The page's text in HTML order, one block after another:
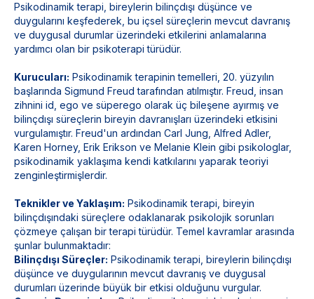
Psikodinamik terapi, bireylerin bilinçdışı düşünce ve
duygularını keşfederek, bu içsel süreçlerin mevcut davranış
ve duygusal durumlar üzerindeki etkilerini anlamalarına
yardımcı olan bir psikoterapi türüdür.
Kurucuları: Psikodinamik terapinin temelleri, 20. yüzyılın
başlarında Sigmund Freud tarafından atılmıştır. Freud, insan
zihnini id, ego ve süperego olarak üç bileşene ayırmış ve
bilinçdışı süreçlerin bireyin davranışları üzerindeki etkisini
vurgulamıştır. Freud'un ardından Carl Jung, Alfred Adler,
Karen Horney, Erik Erikson ve Melanie Klein gibi psikologlar,
psikodinamik yaklaşıma kendi katkılarını yaparak teoriyi
zenginleştirmişlerdir.
Teknikler ve Yaklaşım: Psikodinamik terapi, bireyin
bilinçdışındaki süreçlere odaklanarak psikolojik sorunları
çözmeye çalışan bir terapi türüdür. Temel kavramlar arasında
şunlar bulunmaktadır:
Bilinçdışı Süreçler: Psikodinamik terapi, bireylerin bilinçdışı
düşünce ve duygularının mevcut davranış ve duygusal
durumları üzerinde büyük bir etkisi olduğunu vurgular.